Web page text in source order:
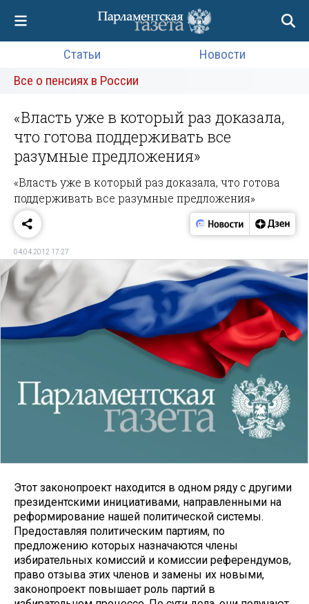
Статьи
Новости
Все о пенсиях в России
«Власть уже в который раз доказала,
что готова поддерживать все
разумные предложения»
«Власть уже в который раз доказала, что готова
поддерживать все разумные предложения»
04.04.2012 17:27
Этот законопроект находится в одном ряду с другими
президентскими инициативами, направленными на
реформирование нашей политической системы.
Предоставляя политическим партиям, по
предложению которых назначаются члены
избирательных комиссий и комиссии референдумов,
право отзыва этих членов и замены их новыми,
законопроект повышает роль партий в